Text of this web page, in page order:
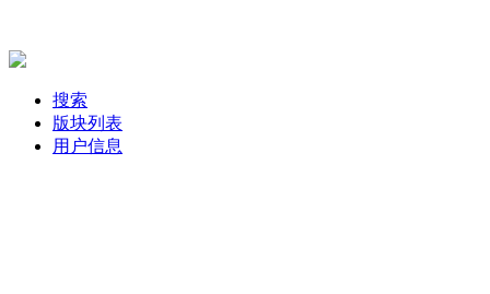
搜索
版块列表
用户信息